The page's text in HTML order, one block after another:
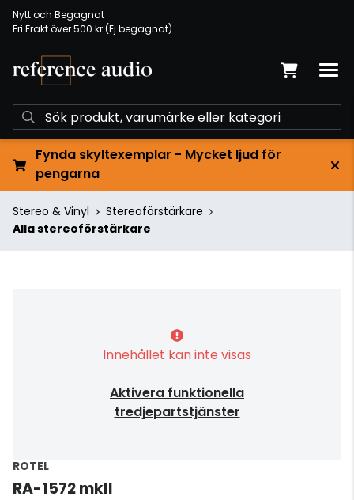
Nytt och Begagnat
Fri Frakt över 500 kr (Ej begagnat)
Fynda skyltexemplar - Mycket ljud för
pengarna
Stereo & Vinyl
Stereoförstärkare
Alla stereoförstärkare
Innehållet kan inte visas
Aktivera funktionella
tredjepartstjänster
ROTEL
RA-1572 mkII